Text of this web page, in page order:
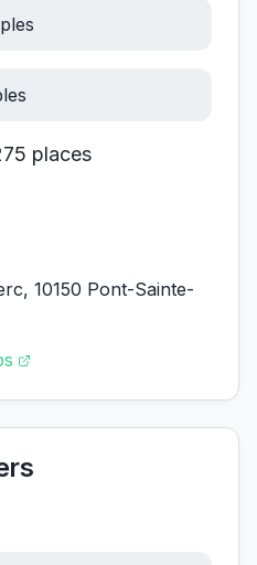
places
10150 Pont-Sainte-